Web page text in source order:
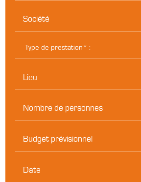
Société
Lieu
Nombre de personnes
Budget prévisionnel
Date